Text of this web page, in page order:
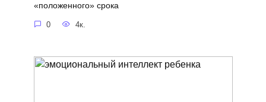
«положенного» срока
0 4к.